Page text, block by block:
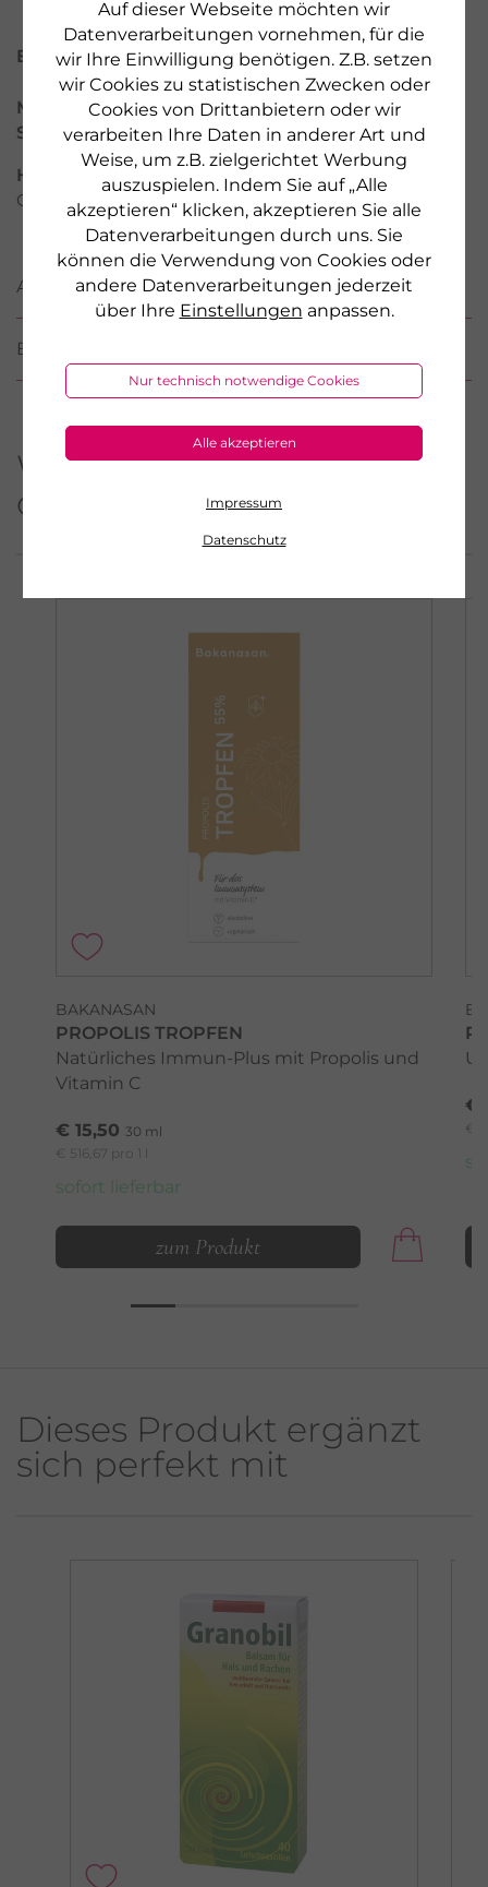
Auf dieser Webseite möchten wir
Datenverarbeitungen vornehmen, für die
wir Ihre Einwilligung benötigen. Z.B. setzen
wir Cookies zu statistischen Zwecken oder
Cookies von Drittanbietern oder wir
verarbeiten Ihre Daten in anderer Art und
Weise, um z.B. zielgerichtet Werbung
auszuspielen. Indem Sie auf „Alle
akzeptieren“ klicken, akzeptieren Sie alle
Datenverarbeitungen durch uns. Sie
können die Verwendung von Cookies oder
andere Datenverarbeitungen jederzeit
über Ihre Einstellungen anpassen.
Nur technisch notwendige Cookies
Alle akzeptieren
Impressum
Datenschutz
Eigenschaften des Produkts
Marke:
Bakanasan
Serie: Propolis
Hersteller:
Hansa Naturheilmittel GmbH, Bremen /
Germany, www.bakanasan.de
ANWENDUNG
BEWERTUNGEN
Weitere Produkte aus
dieser Serie
BAKANASAN
PROPOLIS TROPFEN
Natürliches Immun-Plus mit Propolis und
Vitamin C
€ 15,50 30 ml
€ 516,67 pro 1 l
sofort lieferbar
zum Produkt
€
€
Dieses Produkt ergänzt
sich perfekt mit